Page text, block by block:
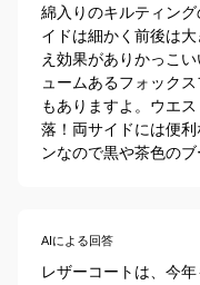
綿入りのキルティン
イドは細かく前後は
え効果がありかっこ
ュームあるフォック
もありますよ。ウエ
落！両サイドには便
ンなので黒や茶色の
AIによる回答
レザーコートは、今